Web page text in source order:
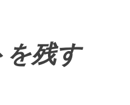
を残す